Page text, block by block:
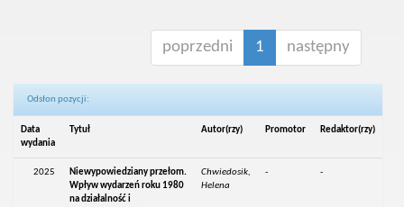
poprzedni 1 następny
Odsłon pozycji:
Data
wydania
Tytuł Autor(rzy) Promotor Redaktor(rzy)
2025
Niewypowiedziany przełom.
Wpływ wydarzeń roku 1980
na działalność i
Chwiedosik,
Helena
- -